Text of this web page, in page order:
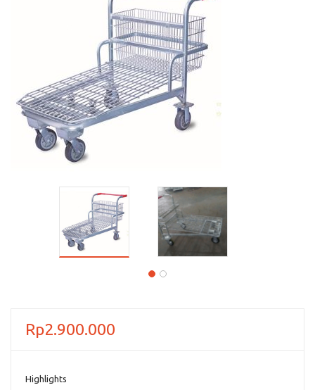
Rp2.900.000
Highlights